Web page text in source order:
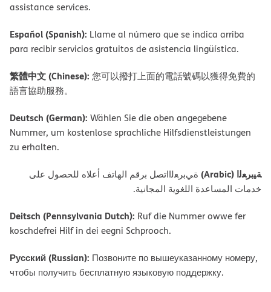
assistance services.
Español (Spanish): Llame al número que se indica arriba
para recibir servicios gratuitos de asistencia lingüística.
繁體中文 (Chinese): 您可以撥打上面的電話號碼以獲得免費的
語言協助服務。
Deutsch (German): Wählen Sie die oben angegebene
Nummer, um kostenlose sprachliche Hilfsdienstleistungen
zu erhalten.
ﺔﯿﺑﺮﻌﻟا (Arabic)
ةﻲﺑﺮﻌﻟااﺗﺼﻞ ﺑﺮﻗﻢ اﻟﮭﺎﺗﻒ أﻋﻼه ﻟﻠﺤﺼﻮل ﻋﻠﻰ
ﺧﺪﻣﺎت اﻟﻤﺴﺎﻋﺪة اﻟﻠﻐﻮﯾﺔ اﻟﻤﺠﺎﻧﯿﺔ.
Deitsch (Pennsylvania Dutch): Ruf die Nummer owwe fer
koschdefrei Hilf in dei eegni Schprooch.
Русский (Russian): Позвоните по вышеуказанному номеру,
чтобы получить бесплатную языковую поддержку.